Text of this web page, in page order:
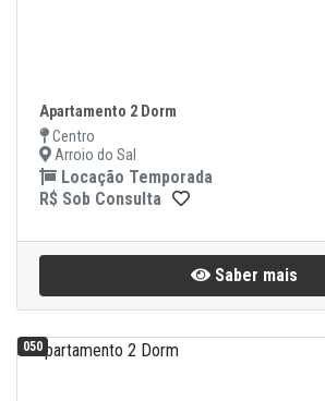
Apartamento 2 Dorm
Centro
Arroio do Sal
Locação Temporada
R$ Sob Consulta
Saber mais
050